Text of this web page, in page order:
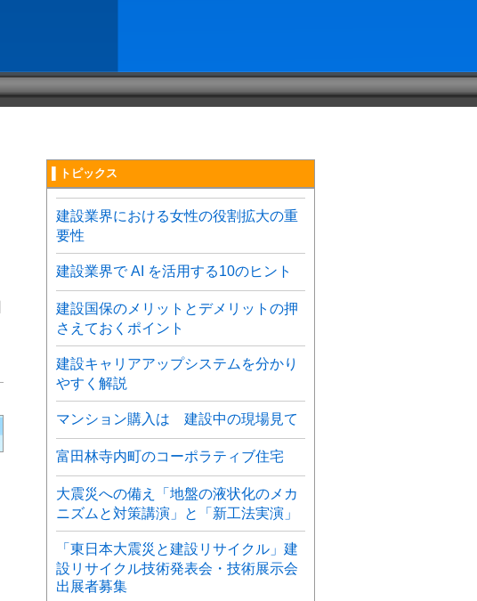
▌トピックス
建設業界における女性の役割拡大の重
要性
建設業界で AI を活用する10のヒント
建設国保のメリットとデメリットの押
さえておくポイント
建設キャリアアップシステムを分かり
やすく解説
マンション購入は 建設中の現場見て
富田林寺内町のコーポラティブ住宅
大震災への備え「地盤の液状化のメカ
ニズムと対策講演」と「新工法実演」
「東日本大震災と建設リサイクル」建
設リサイクル技術発表会・技術展示会
出展者募集